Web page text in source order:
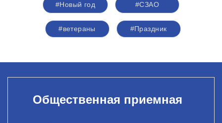
#Новый год #СЗАО
#ветераны #Праздник
Общественная приемная